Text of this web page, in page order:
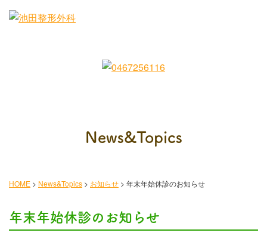
News&Topics
HOME > News&Topics > お知らせ > 年末年始休診のお知らせ
年末年始休診のお知らせ